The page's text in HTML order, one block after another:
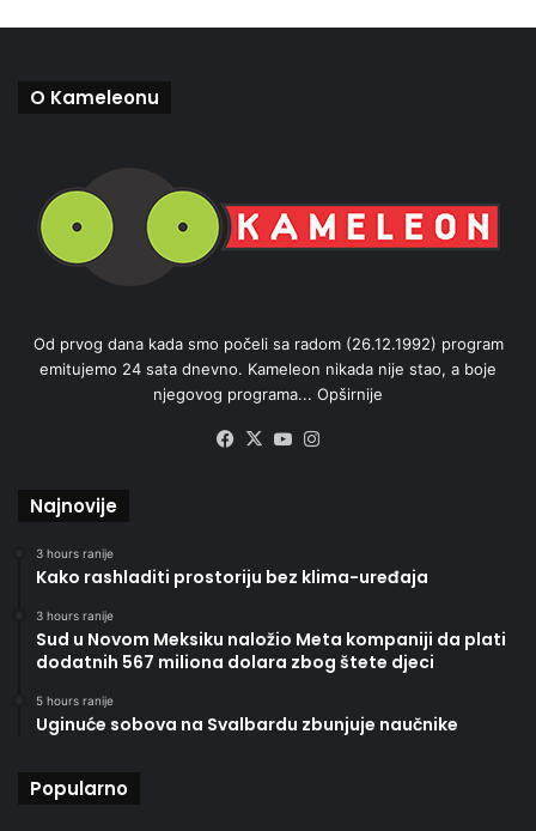
O Kameleonu
Od prvog dana kada smo počeli sa radom (26.12.1992) program
emitujemo 24 sata dnevno. Kameleon nikada nije stao, a boje
njegovog programa... Opširnije
Facebook
X YouTube
Najnovije
3 hours ranije
Kako rashladiti prostoriju bez klima-uređaja
3 hours ranije
Sud u Novom Meksiku naložio Meta kompaniji da plati
dodatnih 567 miliona dolara zbog štete djeci
5 hours ranije
Uginuće sobova na Svalbardu zbunjuje naučnike
Popularno